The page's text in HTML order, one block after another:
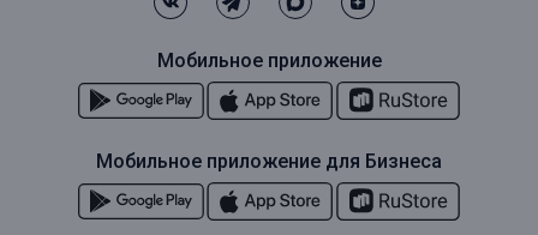
Мобильное приложение
Мобильное приложение для Бизнеса